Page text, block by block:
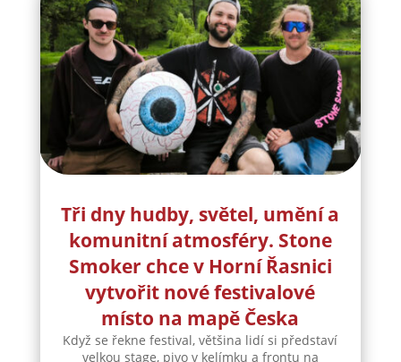
Tři dny hudby, světel, umění a
komunitní atmosféry. Stone
Smoker chce v Horní Řasnici
vytvořit nové festivalové
místo na mapě Česka
Když se řekne festival, většina lidí si představí
velkou stage, pivo v kelímku a frontu na